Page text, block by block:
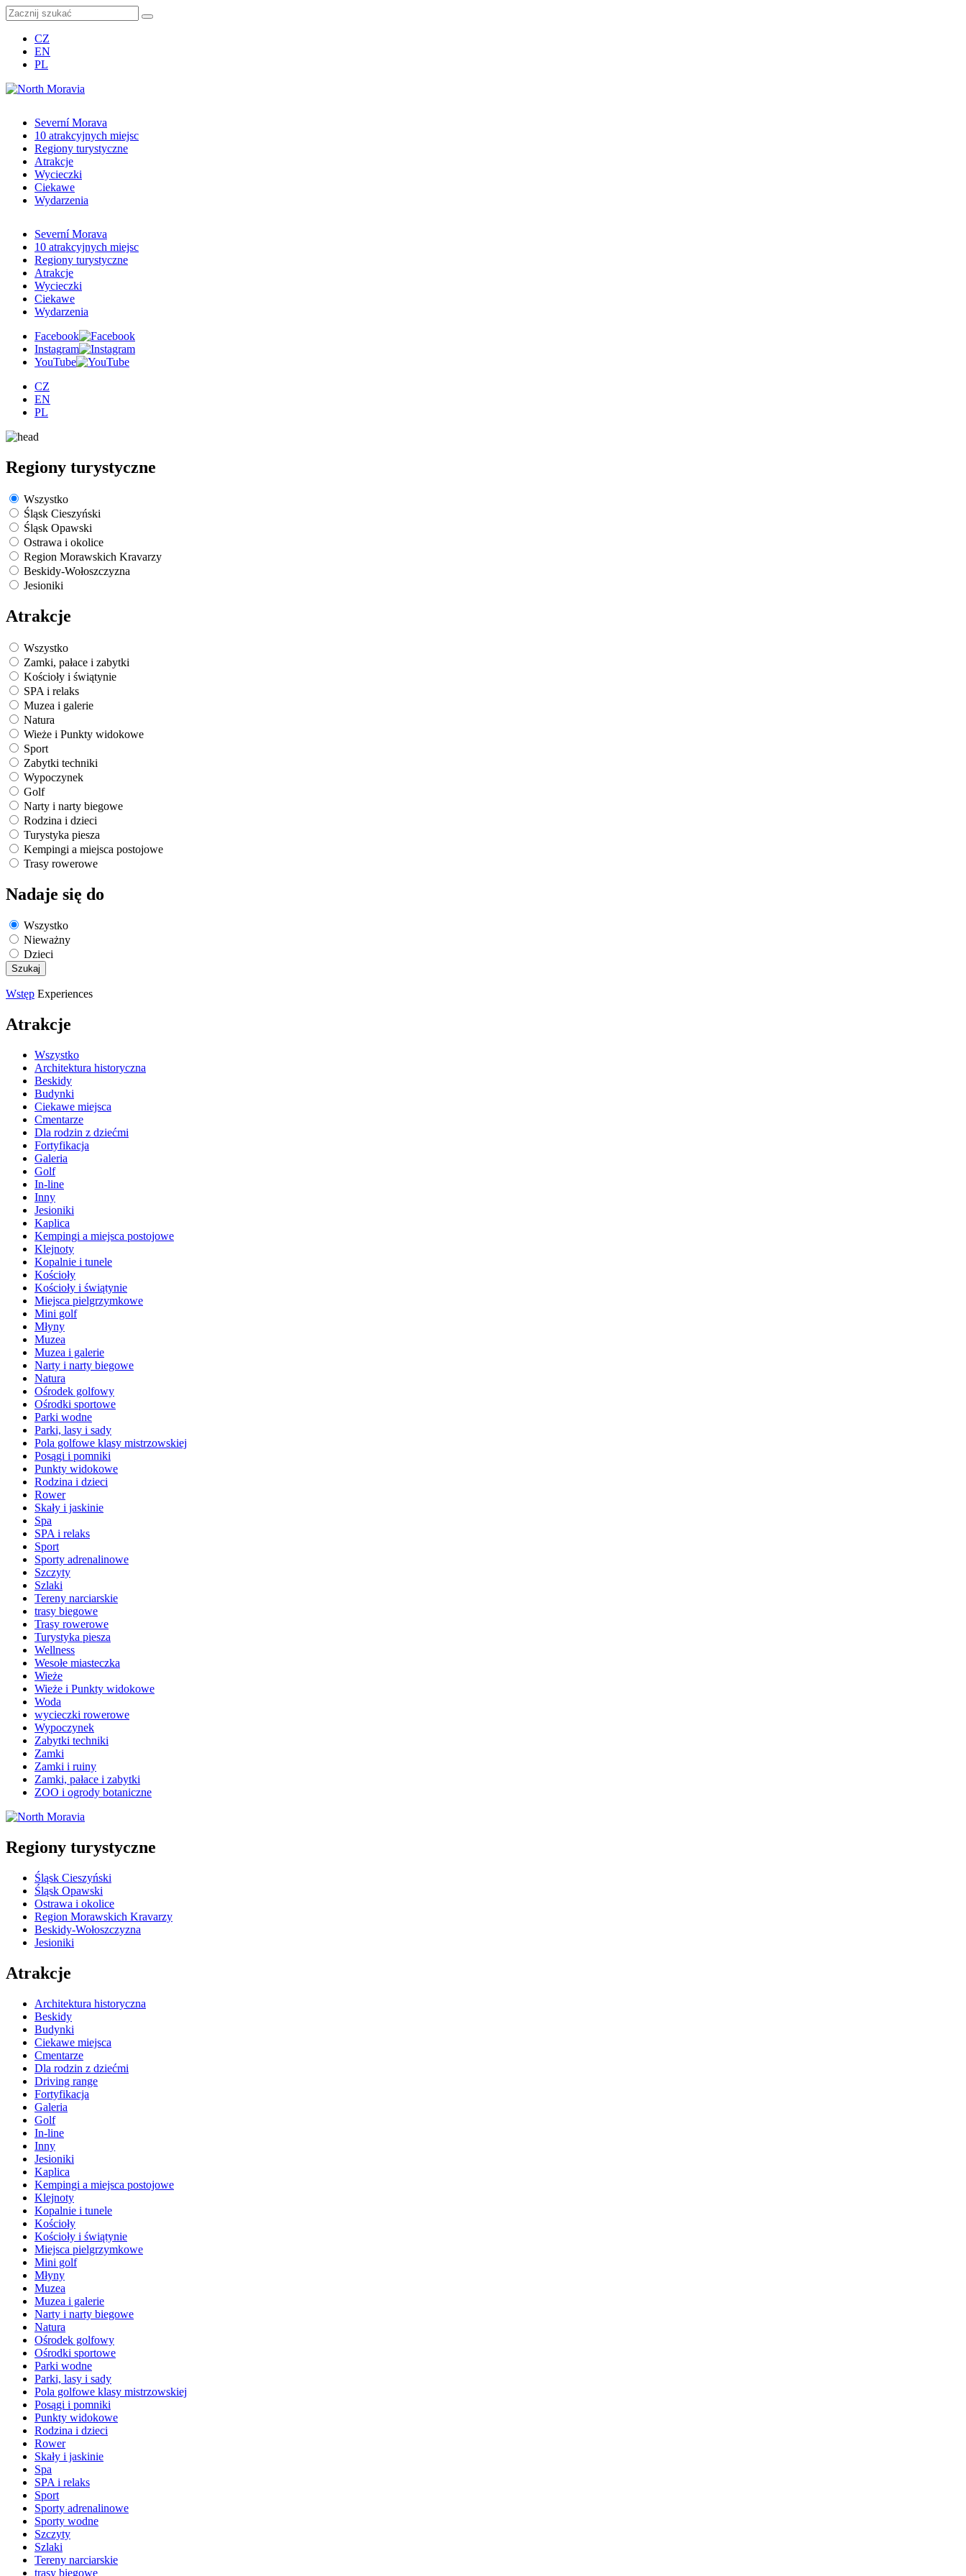
CZ
EN
PL
Severní Morava
10 atrakcyjnych miejsc
Regiony turystyczne
Atrakcje
Wycieczki
Ciekawe
Wydarzenia
Severní Morava
10 atrakcyjnych miejsc
Regiony turystyczne
Atrakcje
Wycieczki
Ciekawe
Wydarzenia
Facebook
Instagram
YouTube
CZ
EN
PL
Regiony turystyczne
Wszystko
Śląsk Cieszyński
Śląsk Opawski
Ostrawa i okolice
Region Morawskich Kravarzy
Beskidy-Wołoszczyzna
Jesioniki
Atrakcje
Wszystko
Zamki, pałace i zabytki
Kościoły i świątynie
SPA i relaks
Muzea i galerie
Natura
Wieże i Punkty widokowe
Sport
Zabytki techniki
Wypoczynek
Golf
Narty i narty biegowe
Rodzina i dzieci
Turystyka piesza
Kempingi a miejsca postojowe
Trasy rowerowe
Nadaje się do
Wszystko
Nieważny
Dzieci
Wstęp Experiences
Atrakcje
Wszystko
Architektura historyczna
Beskidy
Budynki
Ciekawe miejsca
Cmentarze
Dla rodzin z dziećmi
Fortyfikacja
Galeria
Golf
In-line
Inny
Jesioniki
Kaplica
Kempingi a miejsca postojowe
Klejnoty
Kopalnie i tunele
Kościoły
Kościoły i świątynie
Miejsca pielgrzymkowe
Mini golf
Młyny
Muzea
Muzea i galerie
Narty i narty biegowe
Natura
Ośrodek golfowy
Ośrodki sportowe
Parki wodne
Parki, lasy i sady
Pola golfowe klasy mistrzowskiej
Posągi i pomniki
Punkty widokowe
Rodzina i dzieci
Rower
Skały i jaskinie
Spa
SPA i relaks
Sport
Sporty adrenalinowe
Szczyty
Szlaki
Tereny narciarskie
trasy biegowe
Trasy rowerowe
Turystyka piesza
Wellness
Wesołe miasteczka
Wieże
Wieże i Punkty widokowe
Woda
wycieczki rowerowe
Wypoczynek
Zabytki techniki
Zamki
Zamki i ruiny
Zamki, pałace i zabytki
ZOO i ogrody botaniczne
Regiony turystyczne
Śląsk Cieszyński
Śląsk Opawski
Ostrawa i okolice
Region Morawskich Kravarzy
Beskidy-Wołoszczyzna
Jesioniki
Atrakcje
Architektura historyczna
Beskidy
Budynki
Ciekawe miejsca
Cmentarze
Dla rodzin z dziećmi
Driving range
Fortyfikacja
Galeria
Golf
In-line
Inny
Jesioniki
Kaplica
Kempingi a miejsca postojowe
Klejnoty
Kopalnie i tunele
Kościoły
Kościoły i świątynie
Miejsca pielgrzymkowe
Mini golf
Młyny
Muzea
Muzea i galerie
Narty i narty biegowe
Natura
Ośrodek golfowy
Ośrodki sportowe
Parki wodne
Parki, lasy i sady
Pola golfowe klasy mistrzowskiej
Posągi i pomniki
Punkty widokowe
Rodzina i dzieci
Rower
Skały i jaskinie
Spa
SPA i relaks
Sport
Sporty adrenalinowe
Sporty wodne
Szczyty
Szlaki
Tereny narciarskie
trasy biegowe